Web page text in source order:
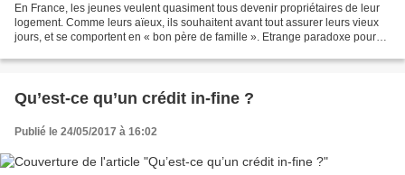
En France, les jeunes veulent quasiment tous devenir propriétaires de leur
logement. Comme leurs aïeux, ils souhaitent avant tout assurer leurs vieux
jours, et se comportent en « bon père de famille ». Etrange paradoxe pour
Qu’est-ce qu’un crédit in-fine ?
Publié le 24/05/2017 à 16:02